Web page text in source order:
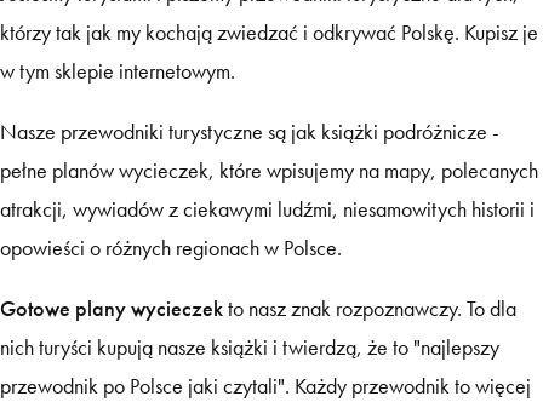
którzy tak jak my kochają zwiedzać i odkrywać Polskę. Kupisz je
w tym sklepie internetowym.
Nasze przewodniki turystyczne są jak książki podróżnicze -
pełne planów wycieczek, które wpisujemy na mapy, polecanych
atrakcji, wywiadów z ciekawymi ludźmi, niesamowitych historii i
opowieści o różnych regionach w Polsce.
Gotowe plany wycieczekto nasz znak rozpoznawczy. To dla
nich turyści kupują nasze książki i twierdzą, że to "najlepszy
przewodnik po Polsce jaki czytali". Każdy przewodnik to więcej